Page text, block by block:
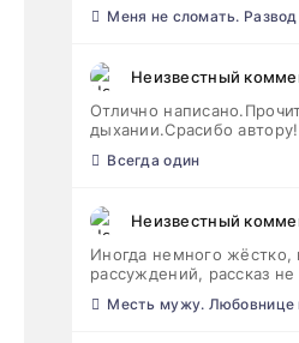
Меня не сломать. Развод
Неизвестный
Отлично
дыхании.Срасибо автору!
Всегда один
Неизвестный
Иногда немного жёстко,
рассуждений, рассказ
Месть мужу. Любовнице